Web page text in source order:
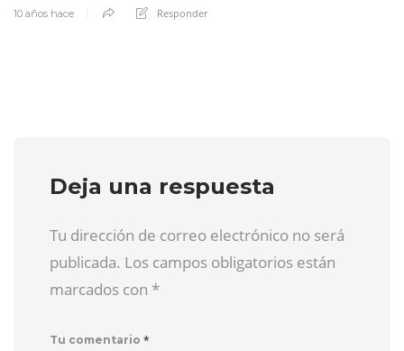
10 años hace Responder
Deja una respuesta
Tu dirección de correo electrónico no será
publicada. Los campos obligatorios están
marcados con *
Tu comentario *